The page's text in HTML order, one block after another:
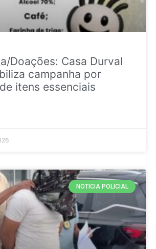
Doações: Casa Durval
campanha por
itens essenciais
NOTICIA POLICIAL